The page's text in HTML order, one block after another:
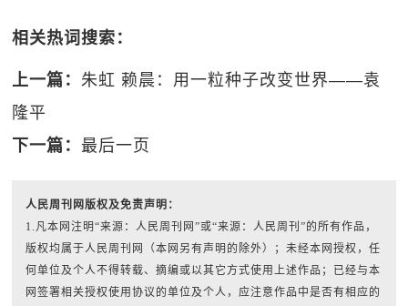
相关热词搜索：
上一篇： 朱虹 赖晨：用一粒种子改变世界——袁
隆平
下一篇：最后一页
人民周刊网版权及免责声明：
1.凡本网注明“来源：人民周刊网”或“来源：人民周刊”的所有作品，
版权均属于人民周刊网（本网另有声明的除外）；未经本网授权，任
何单位及个人不得转载、摘编或以其它方式使用上述作品；已经与本
网签署相关授权使用协议的单位及个人，应注意作品中是否有相应的